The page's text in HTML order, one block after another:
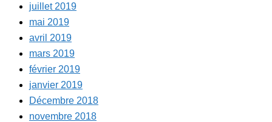
juillet 2019
mai 2019
avril 2019
mars 2019
février 2019
janvier 2019
Décembre 2018
novembre 2018